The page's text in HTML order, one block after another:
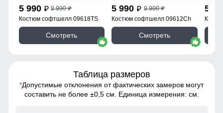
5 990 p 8 990p
Костюм софтшелл 09618TS
Смотреть
5 990 p 9 900p
Костюм софтшелл 09612Ch
Смотреть
5
Таблица размеров
*Допустимые отклонения от фактических замеров могут
составить не более ±0,5 см. Единица измерения: см.